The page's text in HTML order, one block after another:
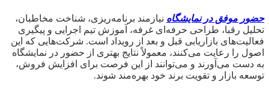
حضور موفق در نمایشگاه نیازمند برنامه‌ریزی، شناخت مخاطبان،
تحلیل رقبا، طراحی حرفه‌ای غرفه، آموزش تیم اجرایی و پیگیری
فعالیت‌های بازاریابی قبل و بعد از رویداد است. شرکت‌هایی که این
اصول را رعایت می‌کنند، معمولاً نتایج بهتری از حضور در نمایشگاه
به دست می‌آورند و می‌توانند از این فرصت برای افزایش فروش،
توسعه بازار و تقویت برند خود بهره‌مند شوند.